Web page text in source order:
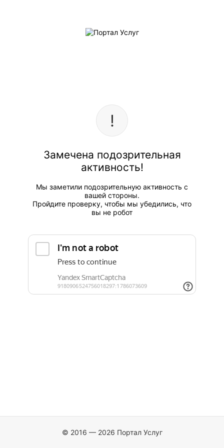
Замечена подозрительная
активность!
Мы заметили подозрительную активность с
вашей стороны.
Пройдите проверку, чтобы мы убедились, что
вы не робот
© 2016 — 2026 Портал Услуг